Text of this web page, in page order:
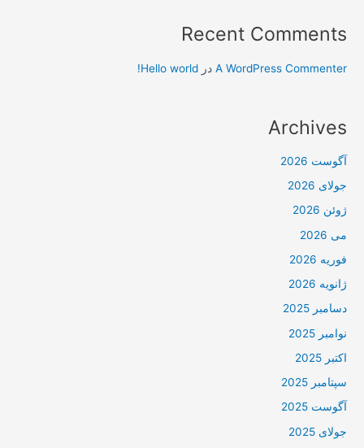
Recent Comments
A WordPress Commenter درHello world!
Archives
آگوست 2026
جولای 2026
ژوئن 2026
می 2026
فوریه 2026
ژانویه 2026
دسامبر 2025
نوامبر 2025
اکتبر 2025
سپتامبر 2025
آگوست 2025
جولای 2025